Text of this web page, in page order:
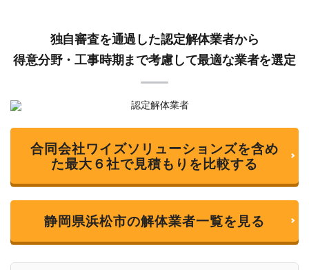
独自審査を通過した認定解体業者から
得意分野・工事時期まで考慮して最適な業者を選定
合同会社ワイズソリューションズを含め
た最大６社で見積もりを比較する
静岡県浜松市の解体業者一覧を見る